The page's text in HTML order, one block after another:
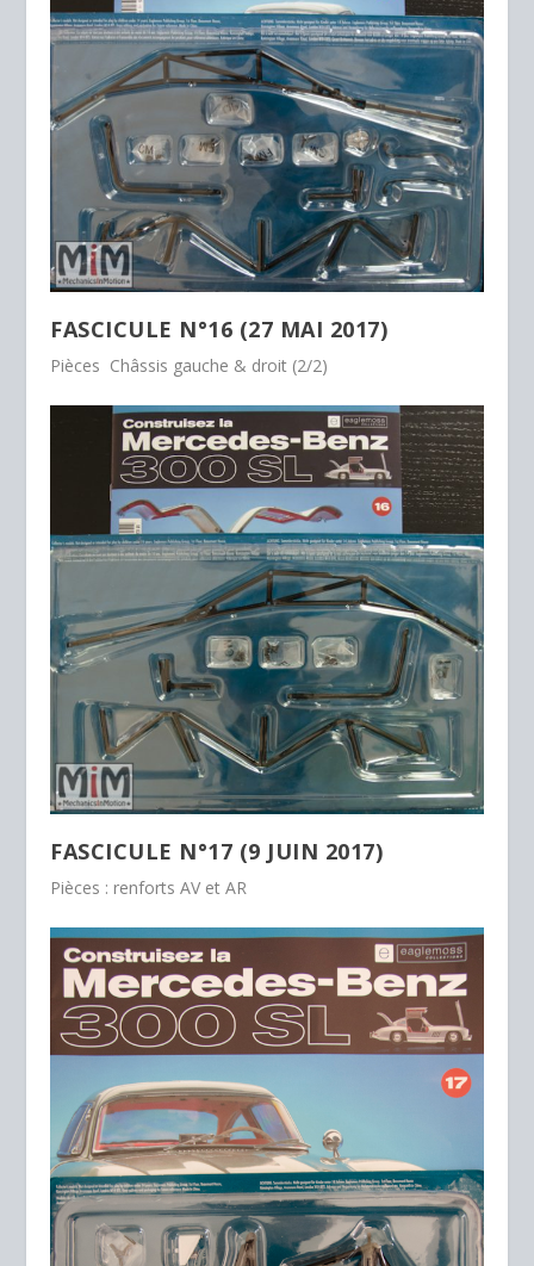
FASCICULE N°16 (27 MAI 2017)
Pièces Châssis gauche & droit (2/2)
FASCICULE N°17 (9 JUIN 2017)
Pièces : renforts AV et AR